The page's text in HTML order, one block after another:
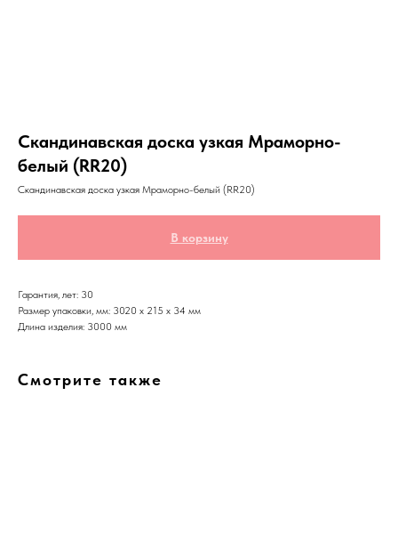
Скандинавская доска узкая Мраморно-
белый (RR20)
Скандинавская доска узкая Мраморно-белый (RR20)
В корзину
Гарантия, лет: 30
Размер упаковки, мм: 3020 х 215 х 34 мм
Длина изделия: 3000 мм
Смотрите также